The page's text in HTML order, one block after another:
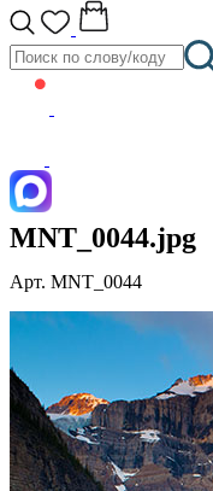
MNT_0044.jpg
Арт. MNT_0044